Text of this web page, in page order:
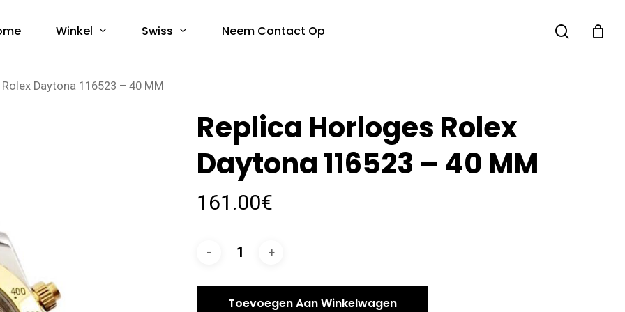
Winkel Swiss Neem Contact Op search
Daytona 116523 – 40 MM
Replica Horloges Rolex
Daytona 116523 – 40 MM
161.00€
Toevoegen Aan Winkelwagen